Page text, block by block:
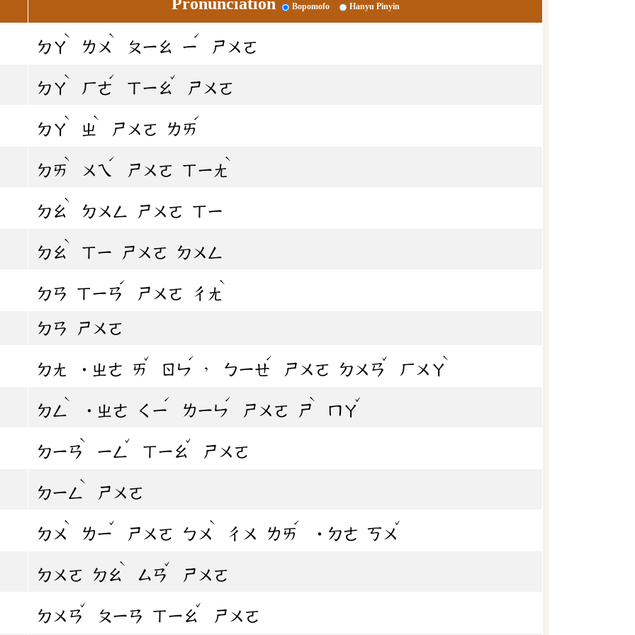
Pronunciation Bopomofo Hanyu Pinyin
ㄉㄚ
ˋ
ㄌㄨ
ˋ
ㄆㄧㄠ ㄧ
ˊ
ㄕㄨㄛ
ㄉㄚ
ˋ
ㄏㄜ
ˊ
ㄒㄧㄠ
ˇ
ㄕㄨㄛ
ㄉㄚ
ˋ
ㄓ
ˋ
ㄕㄨㄛ ㄌㄞ
ˊ
ㄉㄞ
ˋ
ㄨㄟ
ˊ
ㄕㄨㄛ ㄒㄧㄤ
ˋ
ㄉㄠ
ˋ
ㄉㄨㄥ ㄕㄨㄛ ㄒㄧ
ㄉㄠ
ˋ
ㄒㄧ ㄕㄨㄛ ㄉㄨㄥ
ㄉㄢ ㄒㄧㄢ
ˊ
ㄕㄨㄛ ㄔㄤ
ˋ
ㄉㄢ ㄕㄨㄛ
ㄉㄤ ˙ㄓㄜ ㄞ
ˇ
ㄖㄣ
ˊ
， ㄅㄧㄝ
ˊ
ㄕㄨㄛ ㄉㄨㄢ
ˇ
ㄏㄨㄚ
ˋ
ㄉㄥ
ˋ
˙ㄓㄜ ㄑㄧ
ˊ
ㄌㄧㄣ
ˊ
ㄕㄨㄛ ㄕ
ˋ
ㄇㄚ
ˇ
ㄉㄧㄢ
ˋ
ㄧㄥ
ˇ
ㄒㄧㄠ
ˇ
ㄕㄨㄛ
ㄉㄧㄥ
ˋ
ㄕㄨㄛ
ㄉㄨ
ˋ
ㄌㄧ
ˇ
ㄕㄨㄛ ㄅㄨ
ˋ
ㄔㄨ ㄌㄞ
ˊ
˙ㄉㄜ ㄎㄨ
ˇ
ㄉㄨㄛ ㄉㄠ
ˋ
ㄙㄢ
ˇ
ㄕㄨㄛ
ㄉㄨㄢ
ˇ
ㄆㄧㄢ ㄒㄧㄠ
ˇ
ㄕㄨㄛ